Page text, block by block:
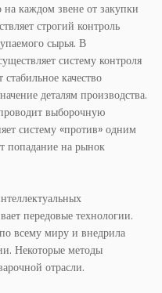
на каждом звене от закупки
строгий контроль
сырья. В
систему контроля
качество
деталям производства.
выборочную
систему «против» одним
попадание на рынок
передовые технологии.
всему миру и внедрила
Некоторые методы
отрасли.